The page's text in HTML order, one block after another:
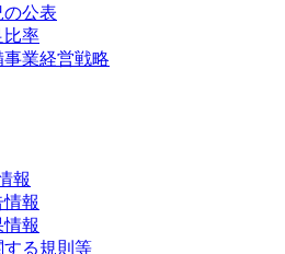
の公表
比率
業経営戦略
報
情報
情報
する規則等